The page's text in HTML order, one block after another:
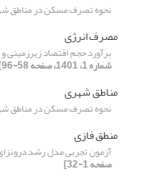
نحوه تصرف مسکن در مناطق
مصرف انرژی
برآورد حجم اقتصاد زیرزمینی
شماره 1، 1401، صفحه 58-96]
مناطق شهری
نحوه تصرف مسکن در مناطق
منطق فازی
آزمون تجربی مدل رشد
صفحه 1-32]